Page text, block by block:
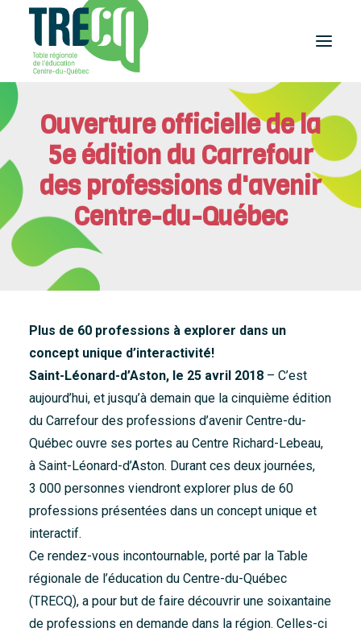
Réussite
éducative
Lecture
Plaisir de lire
Événements
et activités
Équilibre
études-travail
Étudier
au Centre-du-Québec
et publications
Accueil
À propos
Nouvelles
Nous joindre
Ouverture officielle de la
5e édition du Carrefour
des professions d'avenir
Centre-du-Québec
Plus de 60 professions à explorer dans un
concept unique d’interactivité!
Saint-Léonard-d’Aston, le 25 avril 2018 – C’est
aujourd’hui, et jusqu’à demain que la cinquième édition
du Carrefour des professions d’avenir Centre-du-
Québec ouvre ses portes au Centre Richard-Lebeau,
à Saint-Léonard-d’Aston. Durant ces deux journées,
3 000 personnes viendront explorer plus de 60
professions présentées dans un concept unique et
interactif.
Ce rendez-vous incontournable, porté par la Table
régionale de l’éducation du Centre-du-Québec
(TRECQ), a pour but de faire découvrir une soixantaine
de professions en demande dans la région. Celles-ci